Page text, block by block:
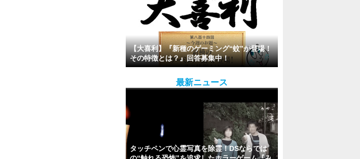
【大喜利】『新種のゲーミング“蚊”が登場！
その特徴とは？』回答募集中！
最新ニュース
タッチペンで心霊写真を除霊！DSならでは